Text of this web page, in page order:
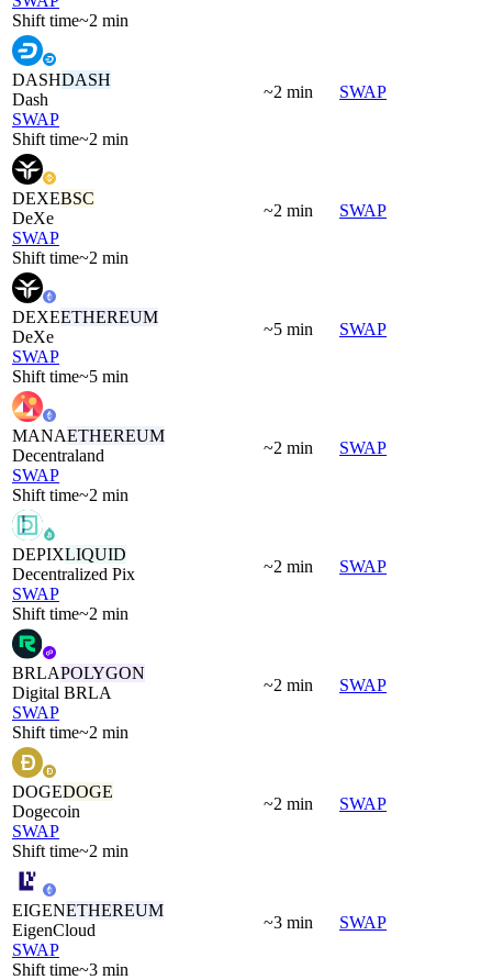
Shift time~2 min
DASHDASH
Dash
SWAP
Shift time~2 min
~2 min SWAP
DEXEBSC
DeXe
SWAP
Shift time~2 min
~2 min SWAP
DEXEETHEREUM
DeXe
SWAP
Shift time~5 min
~5 min SWAP
MANAETHEREUM
Decentraland
SWAP
Shift time~2 min
~2 min SWAP
DEPIXLIQUID
Decentralized Pix
SWAP
Shift time~2 min
~2 min SWAP
BRLAPOLYGON
Digital BRLA
SWAP
Shift time~2 min
~2 min SWAP
DOGEDOGE
Dogecoin
SWAP
Shift time~2 min
~2 min SWAP
EIGENETHEREUM
EigenCloud
SWAP
Shift time~3 min
~3 min SWAP